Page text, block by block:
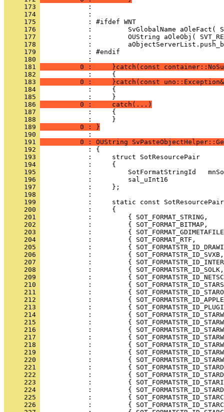
     173
     174
     175
     176
     177
     178
     179
     180
     181
0 :     }catch(const
     182
     183
0 :     }catch(const
     184
     185
     186
          0 :     catch(...)
     187
     188
     189
          0 : }
     190
     191
0 : OUString
     192
     193
     194
     195
     196
     197
     198
     199
     200
     201
     202
     203
     204
     205
     206
     207
     208
     209
     210
     211
     212
     213
     214
     215
     216
     217
     218
     219
     220
     221
     222
     223
     224
     225
     226